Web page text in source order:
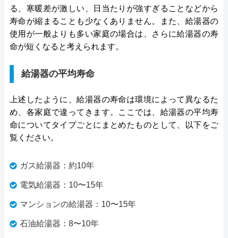
る、寒暖差が激しい、日当たりが強すぎることなどから
寿命が縮まることも少なくありません。また、給湯器の
使用が一般よりも多い家庭の場合は、さらに給湯器の寿
命が短くなると考えられます。
給湯器の平均寿命
上述したように、給湯器の寿命は環境によって異なるた
め、各家庭で違ってきます。ここでは、給湯器の平均寿
命についてタイプごとにまとめたものとして、以下をご
覧ください。
ガス給湯器：約10年
電気給湯器：10〜15年
マンションの給湯器：10〜15年
石油給湯器：8〜10年